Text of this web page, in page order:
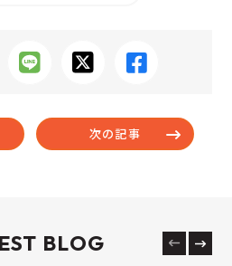
次の記事
BLOG